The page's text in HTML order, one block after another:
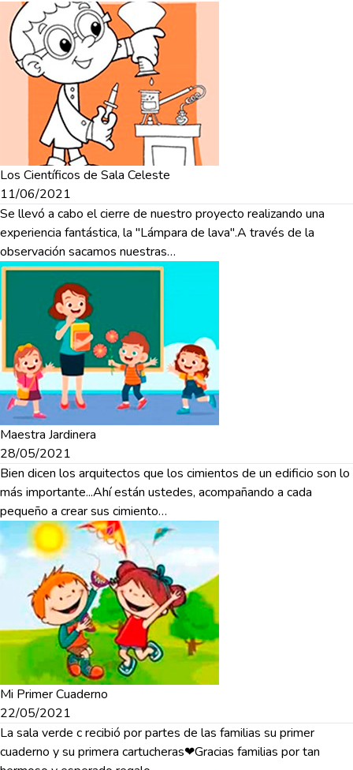
Los Científicos de Sala Celeste
11/06/2021
Se llevó a cabo el cierre de nuestro proyecto realizando una
experiencia fantástica, la "Lámpara de lava".A través de la
observación sacamos nuestras…
Maestra Jardinera
28/05/2021
Bien dicen los arquitectos que los cimientos de un edificio son lo
más importante...Ahí están ustedes, acompañando a cada
pequeño a crear sus cimiento…
Mi Primer Cuaderno
22/05/2021
La sala verde c recibió por partes de las familias su primer
cuaderno y su primera cartucheras❤Gracias familias por tan